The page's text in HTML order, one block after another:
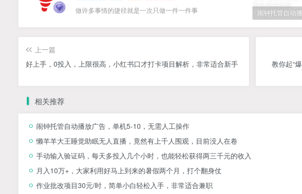
做许多事情的捷径就是一次只做一件一件事
上一篇
好上手，0投入，上限很高，小红书口才打卡项目解析，非常适合新手
教你起“
相关推荐
闹钟托管自动播放广告，单机5-10，无需人工操作
懒羊羊大王睡觉助眠无人直播，竟然有上千人围观，目前没人在卷
手动输入验证码，每天多投入几个小时，也能轻松获得两三千元的收入
月入10万+，大家利用好马上到来的暑假两个月，打个翻身仗
作业批改项目30元/时，简单小白轻松入手，非常适合兼职